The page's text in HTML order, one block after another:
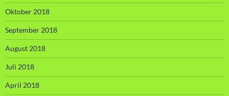
Oktober 2018
September 2018
August 2018
Juli 2018
April 2018